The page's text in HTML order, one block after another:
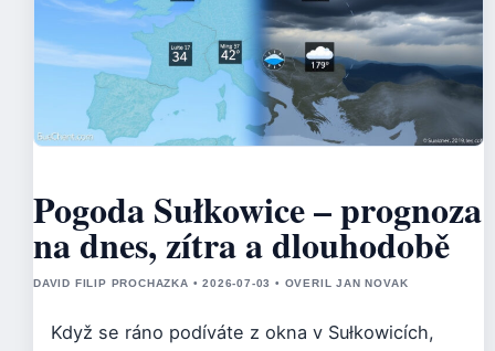
Pogoda Sułkowice – prognoza
na dnes, zítra a dlouhodobě
DAVID FILIP PROCHAZKA • 2026-07-03 • OVERIL JAN NOVAK
Když se ráno podíváte z okna v Sułkowicích,